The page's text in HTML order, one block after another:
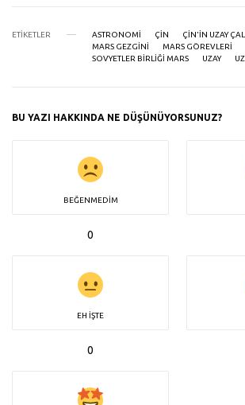
ETIKETLER ASTRONOMI ÇIN ÇIN'IN UZAY
MARS GEZGINI
MARS GÖREVLERI
SOVYETLER BIRLIĞI MARS
UZAY
BU YAZI HAKKINDA NE DÜŞÜNÜYORSUNUZ?
BEĞENMEDIM
0
EH İŞTE
0